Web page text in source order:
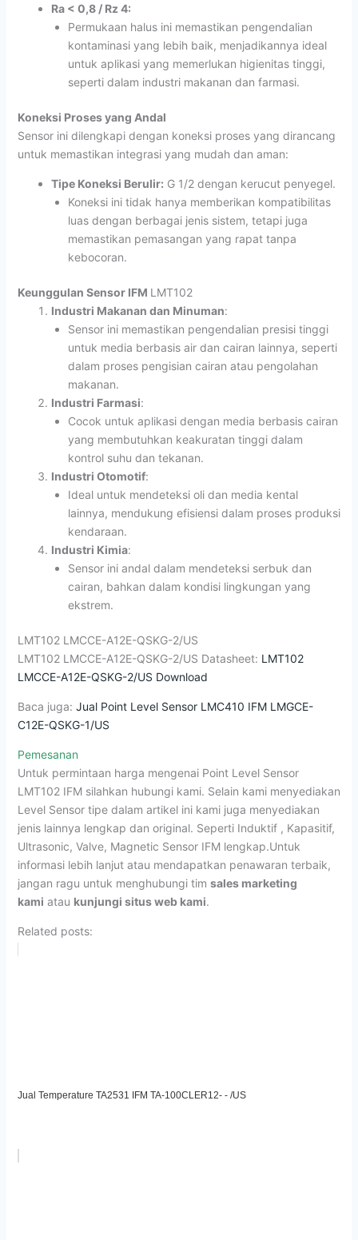
Ra < 0,8 / Rz 4:
Permukaan halus ini memastikan pengendalian
kontaminasi yang lebih baik, menjadikannya ideal
untuk aplikasi yang memerlukan higienitas tinggi,
seperti dalam industri makanan dan farmasi.
Koneksi Proses yang Andal
Sensor ini dilengkapi dengan koneksi proses yang dirancang
untuk memastikan integrasi yang mudah dan aman:
Tipe Koneksi Berulir: G 1/2 dengan kerucut penyegel.
Koneksi ini tidak hanya memberikan kompatibilitas
luas dengan berbagai jenis sistem, tetapi juga
memastikan pemasangan yang rapat tanpa
kebocoran.
Keunggulan Sensor IFM LMT102
Industri Makanan dan Minuman:
Sensor ini memastikan pengendalian presisi tinggi
untuk media berbasis air dan cairan lainnya, seperti
dalam proses pengisian cairan atau pengolahan
makanan.
Industri Farmasi:
Cocok untuk aplikasi dengan media berbasis cairan
yang membutuhkan keakuratan tinggi dalam
kontrol suhu dan tekanan.
Industri Otomotif:
Ideal untuk mendeteksi oli dan media kental
lainnya, mendukung efisiensi dalam proses produksi
kendaraan.
Industri Kimia:
Sensor ini andal dalam mendeteksi serbuk dan
cairan, bahkan dalam kondisi lingkungan yang
ekstrem.
LMT102 LMCCE-A12E-QSKG-2/US
LMT102 LMCCE-A12E-QSKG-2/US Datasheet: LMT102
LMCCE-A12E-QSKG-2/US Download
Baca juga: Jual Point Level Sensor LMC410 IFM LMGCE-
C12E-QSKG-1/US
Pemesanan
Untuk permintaan harga mengenai Point Level Sensor
LMT102 IFM silahkan hubungi kami. Selain kami menyediakan
Level Sensor tipe dalam artikel ini kami juga menyediakan
jenis lainnya lengkap dan original. Seperti Induktif , Kapasitif,
Ultrasonic, Valve, Magnetic Sensor IFM lengkap.Untuk
informasi lebih lanjut atau mendapatkan penawaran terbaik,
jangan ragu untuk menghubungi tim sales marketing
kami atau kunjungi situs web kami.
Related posts:
Jual Temperature TA2531 IFM TA-100CLER12- - /US